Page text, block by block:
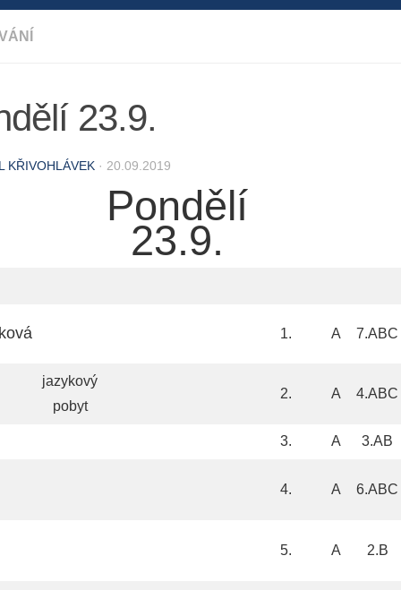
23.9.
KŘIVOHLÁVEK · 20.09.2019
Pondělí
23.9.
1. A 7.ABC
jazykový
pobyt
2. A 4.ABC
3. A 3.AB
4. A 6.ABC
5. A 2.B